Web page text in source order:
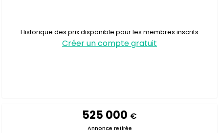
Historique des prix disponible pour les membres inscrits
Créer un compte gratuit
525 000 €
Annonce retirée